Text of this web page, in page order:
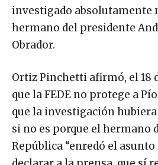
investigado absolutamente
hermano del presidente
Obrador.
Ortiz Pinchetti afirmó, el 18
que la FEDE no protege a
que la investigación
si no es porque el hermano
República “enredó el
declarar a la prensa, que sí